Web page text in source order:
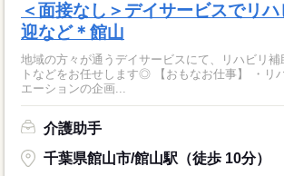
＜面接なし＞デイサービスでリ
迎など＊館山
地域の方々が通うデイサービスにて、リハビリ補
トなどをお任せします◎ 【おもなお仕事】 ・リハビリ補助 ・レクリ
エーションの企画...
介護助手
千葉県館山市/館山駅（徒歩 10分）